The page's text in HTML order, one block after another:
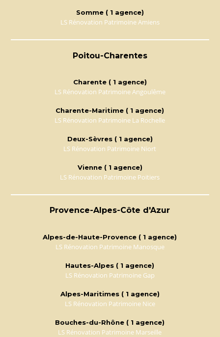
Somme ( 1 agence)
LS Rénovation Patrimoine Amiens
Poitou-Charentes
Charente ( 1 agence)
LS Rénovation Patrimoine Angoulême
Charente-Maritime ( 1 agence)
LS Rénovation Patrimoine La Rochelle
Deux-Sèvres ( 1 agence)
LS Rénovation Patrimoine Niort
Vienne ( 1 agence)
LS Rénovation Patrimoine Poitiers
Provence-Alpes-Côte d'Azur
Alpes-de-Haute-Provence ( 1 agence)
LS Rénovation Patrimoine Manosque
Hautes-Alpes ( 1 agence)
LS Rénovation Patrimoine Gap
Alpes-Maritimes ( 1 agence)
LS Rénovation Patrimoine Nice
Bouches-du-Rhône ( 1 agence)
LS Rénovation Patrimoine Marseille